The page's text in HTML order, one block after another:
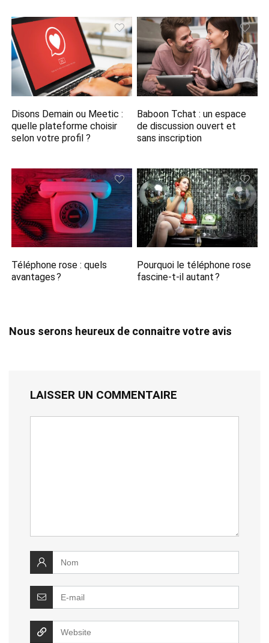
Disons Demain ou Meetic :
quelle plateforme choisir
selon votre profil ?
Baboon Tchat : un espace
de discussion ouvert et
sans inscription
Téléphone rose : quels
avantages ?
Pourquoi le téléphone rose
fascine-t-il autant ?
Nous serons heureux de connaitre votre avis
LAISSER UN COMMENTAIRE